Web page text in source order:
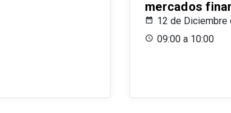
mercados
12 de Diciembre
09:00 a 10:00